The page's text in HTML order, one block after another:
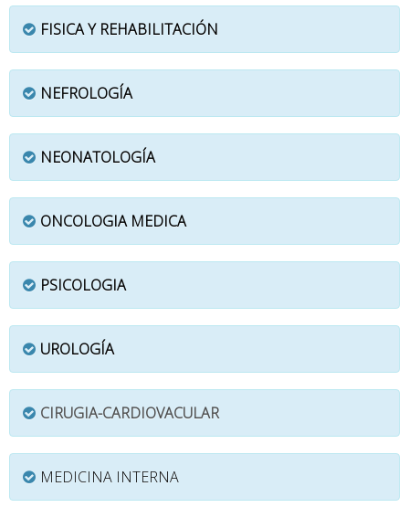
FISICA Y REHABILITACIÓN
NEFROLOGÍA
NEONATOLOGÍA
ONCOLOGIA MEDICA
PSICOLOGIA
UROLOGÍA
CIRUGIA-CARDIOVACULAR
MEDICINA INTERNA